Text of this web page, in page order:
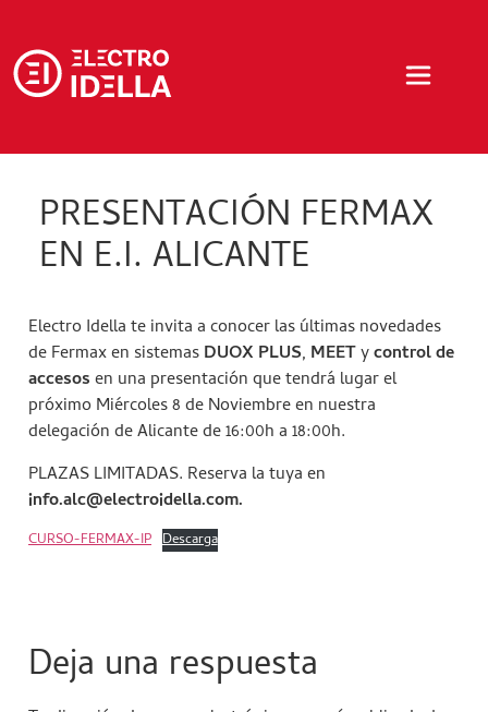
PRESENTACIÓN FERMAX
EN E.I. ALICANTE
Electro Idella te invita a conocer las últimas novedades
de Fermax en sistemasDUOX PLUS, MEETycontrol de
accesosen una presentación que tendrá lugar el
próximo Miércoles 8 de Noviembre en nuestra
delegación de Alicante de 16:00h a 18:00h.
PLAZAS LIMITADAS. Reserva la tuya en
info.alc@electroidella.com.
CURSO-FERMAX-IP Descarga
Deja una respuesta